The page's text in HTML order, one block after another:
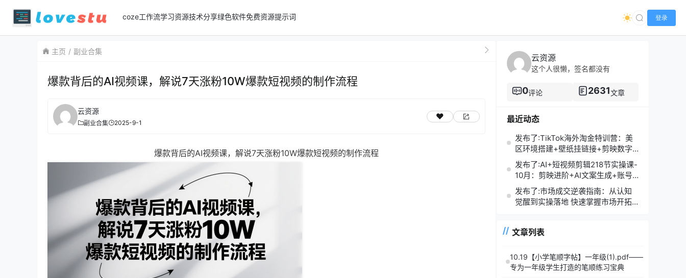
coze工作流学习资源技术分享绿色软件免费资源提示词 登录
主页 副业合集
爆款背后的AI视频课，解说7天涨粉10W爆款短视频的制作流程
云资源
副业合集 2025-9-1
爆款背后的AI视频课，解说7天涨粉10W爆款短视频的制作流程
云资源
这个人很懒，签名都没有
0评论 2631文章
最近动态
发布了:TikTok海外淘金特训营：美
区环境搭建+壁纸挂链接+剪映数字
人，月入1.5万
发布了:AI+短视频剪辑218节实操课-
10月：剪映进阶+AI文案生成+账号
运营，月入2万
发布了:市场成交逆袭指南：从认知
觉醒到实操落地 快速掌握市场开拓
文章列表
10.19【小学笔顺字帖】一年级(1).pdf——
专为一年级学生打造的笔顺练习宝典